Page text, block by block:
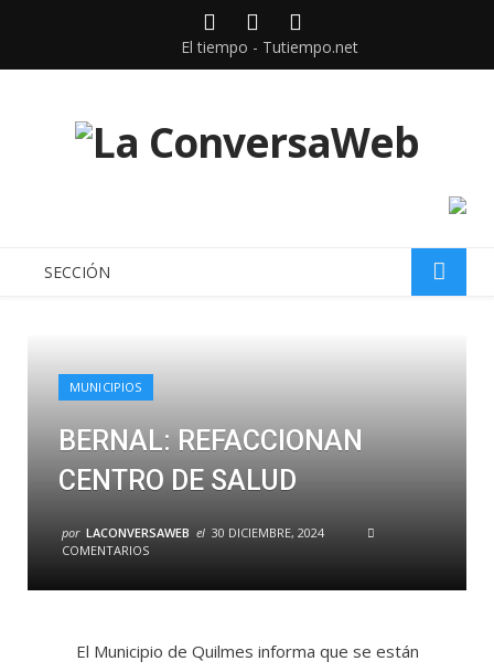
Facebook
Twitter
El tiempo - Tutiempo.net
SECCIÓN
MUNICIPIOS
BERNAL: REFACCIONAN
CENTRO DE SALUD
por LACONVERSAWEB el 30 DICIEMBRE, 2024
COMENTARIOS
El Municipio de Quilmes informa que se están